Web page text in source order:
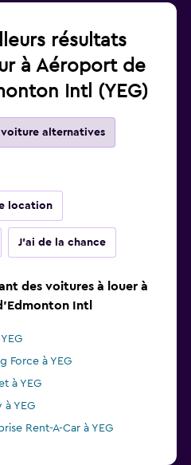
résultats
à Aéroport de
Intl (YEG)
alternatives
location
J'ai de la chance
des voitures à louer à
Intl
Force à YEG
à YEG
YEG
Rent-A-Car à YEG